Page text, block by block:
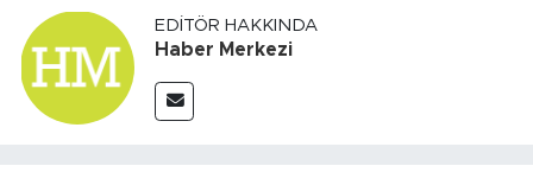
EDITÖR HAKKINDA
Haber Merkezi